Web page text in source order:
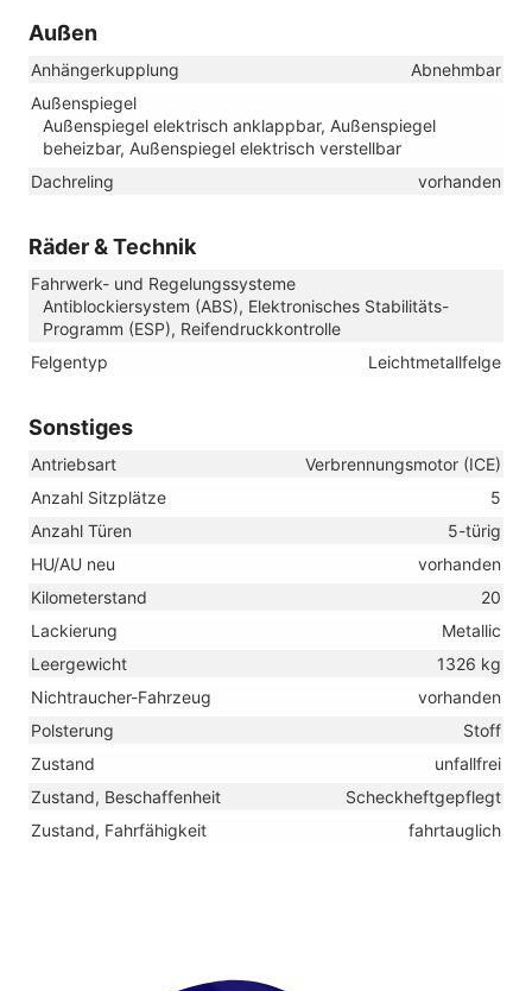
Außen
Anhängerkupplung
Abnehmbar
Außenspiegel
Außenspiegel elektrisch anklappbar, Außenspiegel
beheizbar, Außenspiegel elektrisch verstellbar
Dachreling
vorhanden
Räder & Technik
Fahrwerk- und Regelungssysteme
Antiblockiersystem (ABS), Elektronisches Stabilitäts-
Programm (ESP), Reifendruckkontrolle
Felgentyp
Leichtmetallfelge
Sonstiges
Antriebsart
Verbrennungsmotor (ICE)
Anzahl Sitzplätze
5
Anzahl Türen
5-türig
HU/AU neu
vorhanden
Kilometerstand
20
Lackierung
Metallic
Leergewicht
1326 kg
Nichtraucher-Fahrzeug
vorhanden
Polsterung
Stoff
Zustand
unfallfrei
Zustand, Beschaffenheit
Scheckheftgepflegt
Zustand, Fahrfähigkeit
fahrtauglich